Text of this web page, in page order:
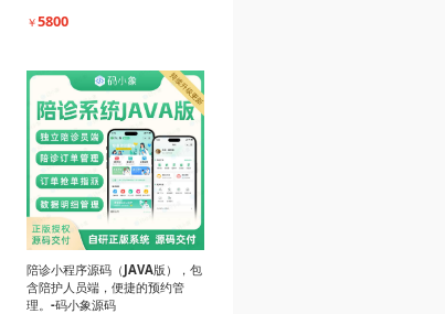
￥5800
陪诊小程序源码（JAVA版），包
含陪护人员端，便捷的预约管
理。-码小象源码